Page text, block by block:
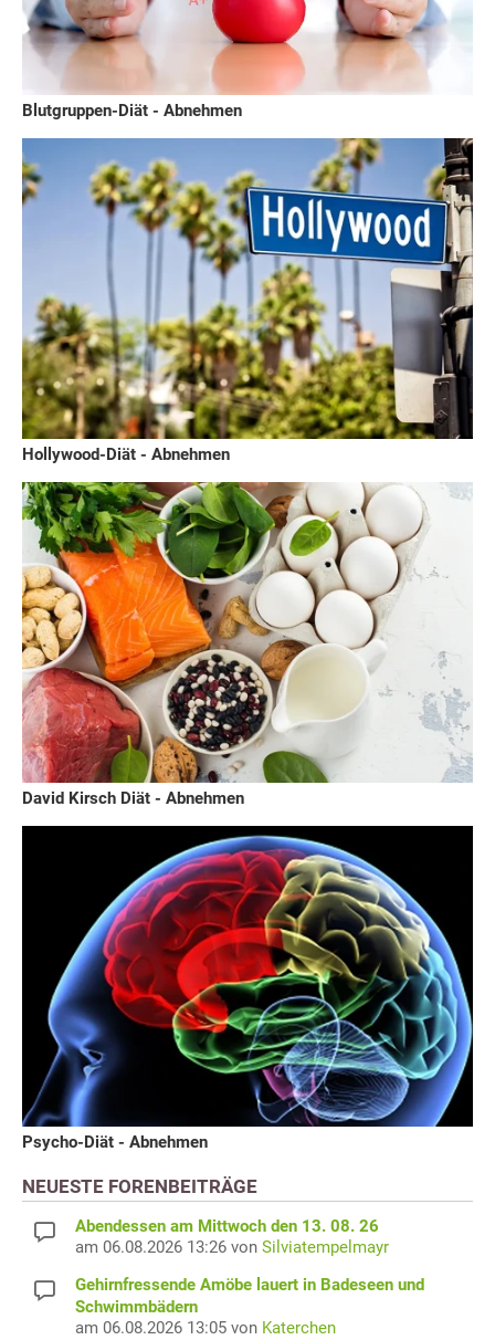
Blutgruppen-Diät - Abnehmen
Hollywood-Diät - Abnehmen
David Kirsch Diät - Abnehmen
Psycho-Diät - Abnehmen
NEUESTE FORENBEITRÄGE
Abendessen am Mittwoch den 13. 08. 26
am 06.08.2026 13:26 von Silviatempelmayr
Gehirnfressende Amöbe lauert in Badeseen und
Schwimmbädern
am 06.08.2026 13:05 von Katerchen